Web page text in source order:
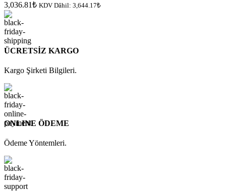
3,036.81₺ KDV Dâhil: 3,644.17₺
ÜCRETSİZ KARGO
Kargo Şirketi Bilgileri.
ONLINE ÖDEME
Ödeme Yöntemleri.